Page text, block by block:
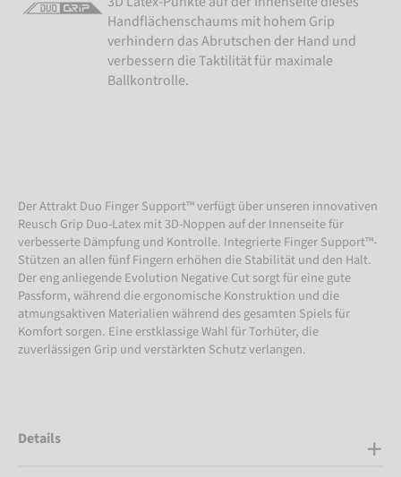
Handflächenschaums mit hohem Grip
verhindern das Abrutschen der Hand und
verbessern die Taktilität für maximale
Ballkontrolle.
Der Attrakt Duo Finger Support™ verfügt über unseren innovativen
Reusch Grip Duo-Latex mit 3D-Noppen auf der Innenseite für
verbesserte Dämpfung und Kontrolle. Integrierte Finger Support™-
Stützen an allen fünf Fingern erhöhen die Stabilität und den Halt.
Der eng anliegende Evolution Negative Cut sorgt für eine gute
Passform, während die ergonomische Konstruktion und die
atmungsaktiven Materialien während des gesamten Spiels für
Komfort sorgen. Eine erstklassige Wahl für Torhüter, die
zuverlässigen Grip und verstärkten Schutz verlangen.
Details